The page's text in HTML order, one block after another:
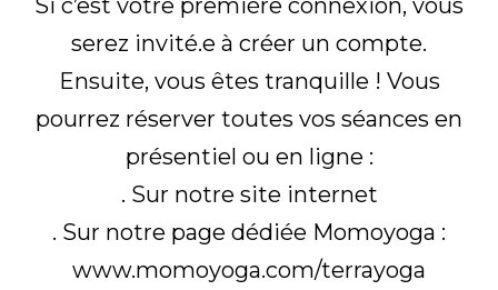
Si c’est votre première connexion, vous
serez invité.e à créer un compte.
Ensuite, vous êtes tranquille ! Vous
pourrez réserver toutes vos séances en
présentiel ou en ligne :
. Sur notre site internet
. Sur notre page dédiée Momoyoga :
www.momoyoga.com/terrayoga